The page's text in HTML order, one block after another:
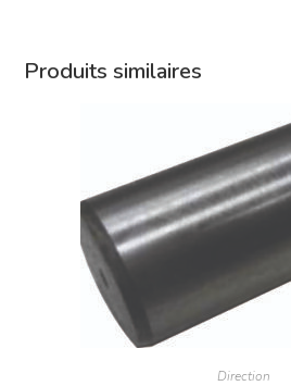
Produits similaires
Direction